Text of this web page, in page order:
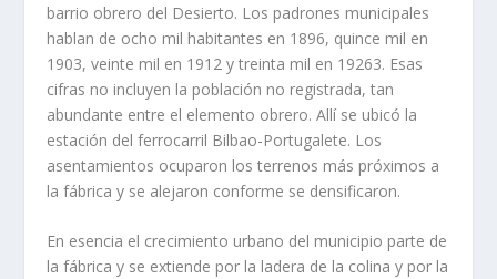
barrio obrero del Desierto. Los padrones municipales
hablan de ocho mil habitantes en 1896, quince mil en
1903, veinte mil en 1912 y treinta mil en 19263. Esas
cifras no incluyen la población no registrada, tan
abundante entre el elemento obrero. Allí­ se ubicó la
estación del ferrocarril Bilbao-Portugalete. Los
asentamientos ocuparon los terrenos más próximos a
la fábrica y se alejaron conforme se densificaron.
En esencia el crecimiento urbano del municipio parte de
la fábrica y se extiende por la ladera de la colina y por la